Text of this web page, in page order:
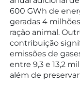
600 GWh de
geradas 4
ração animal.
contribuição
emissões de
entre 9,3 e 13,2
além de